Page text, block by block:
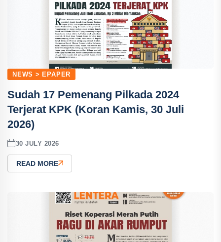
NEWS > EPAPER
Sudah 17 Pemenang Pilkada 2024
Terjerat KPK (Koran Kamis, 30 Juli
2026)
30 JULY 2026
READ MORE